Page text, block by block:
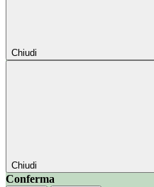
Chiudi
Chiudi
Conferma